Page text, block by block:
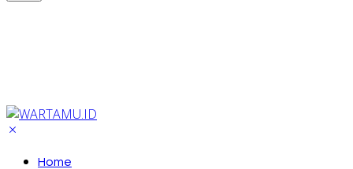
Home